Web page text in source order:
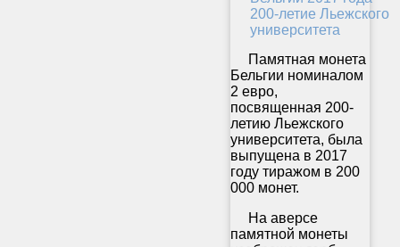
Памятная монета
Бельгии номиналом
2 евро,
посвященная 200-
летию Льежского
университета, была
выпущена в 2017
году тиражом в 200
000 монет.
На аверсе
памятной монеты